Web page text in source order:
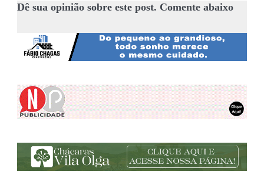
Dê sua opinião sobre este post. Comente abaixo